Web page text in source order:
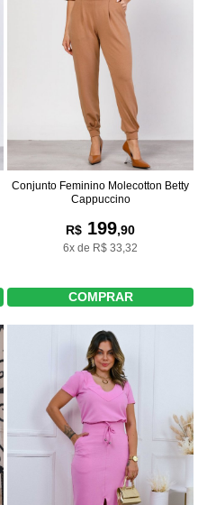
Conjunto Feminino Molecotton Betty
Cappuccino
R$ 199,90
6x de R$ 33,32
COMPRAR